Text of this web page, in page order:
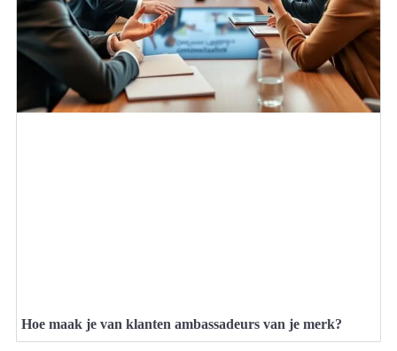
Hoe maak je van klanten ambassadeurs van je merk?